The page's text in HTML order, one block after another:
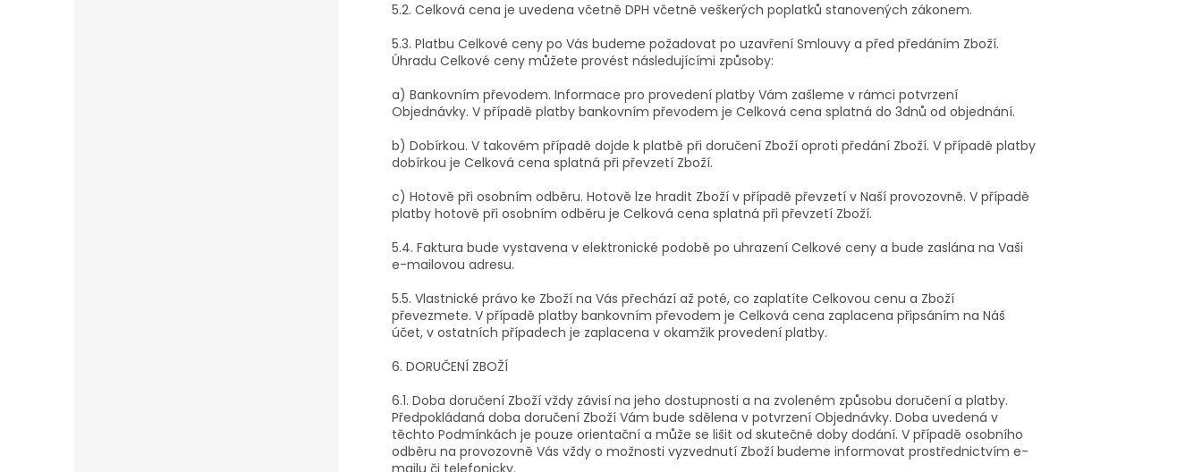
5.2. Celková cena je uvedena včetně DPH včetně veškerých poplatků stanovených zákonem.
5.3. Platbu Celkové ceny po Vás budeme požadovat po uzavření Smlouvy a před předáním Zboží.
Úhradu Celkové ceny můžete provést následujícími způsoby:
a) Bankovním převodem. Informace pro provedení platby Vám zašleme v rámci potvrzení
Objednávky. V případě platby bankovním převodem je Celková cena splatná do 3dnů od objednání.
b) Dobírkou. V takovém případě dojde k platbě při doručení Zboží oproti předání Zboží. V případě platby
dobírkou je Celková cena splatná při převzetí Zboží.
c) Hotově při osobním odběru. Hotově lze hradit Zboží v případě převzetí v Naší provozovně. V případě
platby hotově při osobním odběru je Celková cena splatná při převzetí Zboží.
5.4. Faktura bude vystavena v elektronické podobě po uhrazení Celkové ceny a bude zaslána na Vaši
e-mailovou adresu.
5.5. Vlastnické právo ke Zboží na Vás přechází až poté, co zaplatíte Celkovou cenu a Zboží
převezmete. V případě platby bankovním převodem je Celková cena zaplacena připsáním na Náš
účet, v ostatních případech je zaplacena v okamžik provedení platby.
6. DORUČENÍ ZBOŽÍ
6.1. Doba doručení Zboží vždy závisí na jeho dostupnosti a na zvoleném způsobu doručení a platby.
Předpokládaná doba doručení Zboží Vám bude sdělena v potvrzení Objednávky. Doba uvedená v
těchto Podmínkách je pouze orientační a může se lišit od skutečné doby dodání. V případě osobního
odběru na provozovně Vás vždy o možnosti vyzvednutí Zboží budeme informovat prostřednictvím e-